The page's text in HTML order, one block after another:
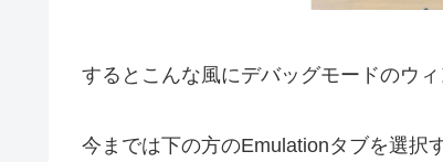
するとこんな風にデバッグモードのウ
今までは下の方のEmulationタブを選択